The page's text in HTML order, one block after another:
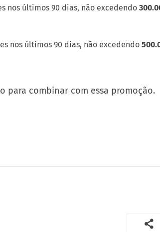
nos últimos 90 dias, não excedendo
nos últimos 90 dias, não excedendo
para combinar com essa promoção.